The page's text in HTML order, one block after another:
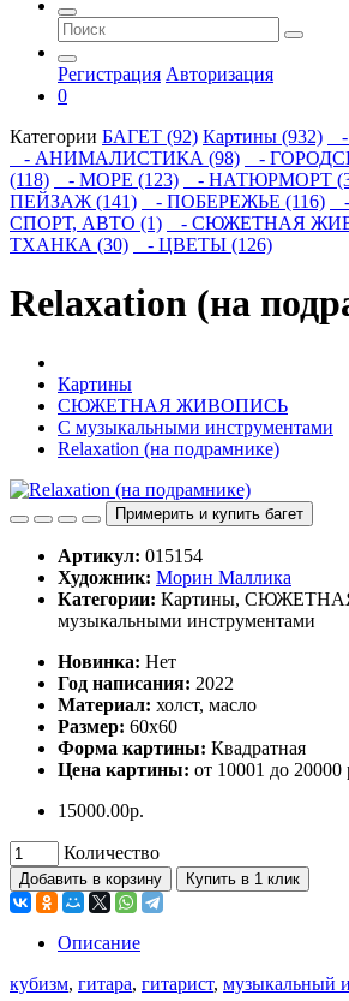
Регистрация Авторизация
0
Категории БАГЕТ (92) Картины (932)
-
- АНИМАЛИСТИКА (98)
-
(118)
- МОРЕ (123) - НАТЮРМОРТ
ПЕЙЗАЖ (141)
- ПОБЕРЕЖЬЕ (116)
СПОРТ, АВТО (1)
- СЮЖЕТНАЯ
ТХАНКА (30)
- ЦВЕТЫ (126)
Relaxation (на
Картины
СЮЖЕТНАЯ ЖИВОПИСЬ
С музыкальными инструментами
Relaxation (на подрамнике)
Примерить и купить багет
Артикул: 015154
Художник: Морин Маллика
Категории: Картины,
музыкальными инструментами
Hoвинка: Нет
Год написания: 2022
Материал: холст, масло
Размер: 60х60
Форма картины: Квадратная
Цена картины: от 10001 до 20000
15000.00р.
Количество
Добавить в корзину Купить в 1 клик
Описание
кубизм, гитара, гитарист, музыкальный